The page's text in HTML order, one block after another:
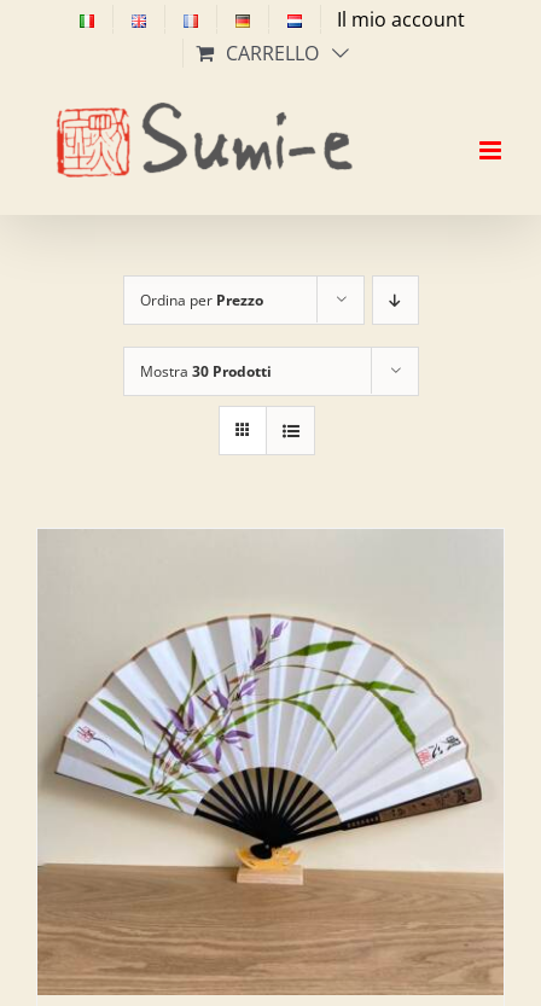
Il mio account
CARRELLO
Ordina per Prezzo
Mostra 30 Prodotti